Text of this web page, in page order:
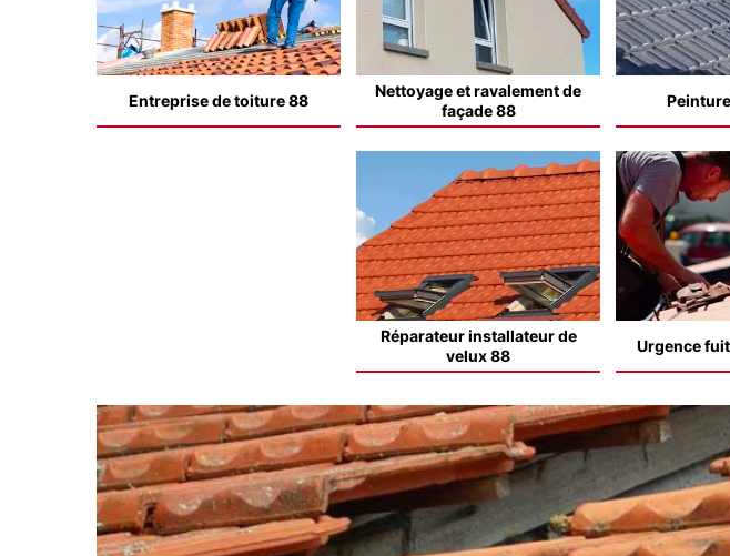
Entreprise de toiture 88
Nettoyage et ravalement de
façade 88
Réparateur installateur de
velux 88
Urgence